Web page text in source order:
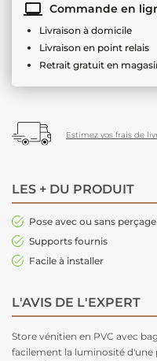
Commande en
Livraison à domicile
Livraison en point relais
Retrait gratuit en
Estimez vos frais de
LES + DU PRODUIT
Pose avec ou sans perçage
Supports fournis
Facile à installer
L'AVIS DE L'EXPERT
Store vénitien en PVC avec
facilement la luminosité